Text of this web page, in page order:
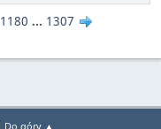
1180 ... 1307
Do góry ▲